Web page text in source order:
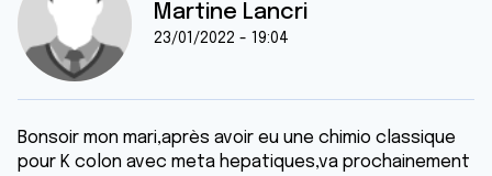
Martine Lancri
23/01/2022 - 19:04
Bonsoir mon mari,après avoir eu une chimio classique
pour K colon avec meta hepatiques,va prochainement